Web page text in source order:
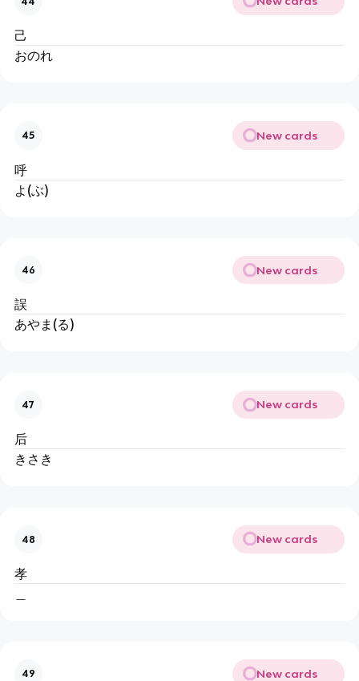
己
おのれ
45 New cards
呼
よ(ぶ)
46 New cards
誤
あやま(る)
47 New cards
后
きさき
48 New cards
孝
49 New cards